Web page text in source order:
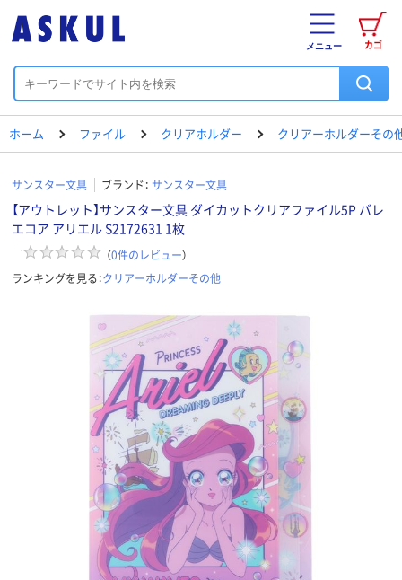
カゴ
メニュー
ホーム ファイル クリアホルダー クリアーホルダーその
サンスター文具 ブランド： サンスター文具
【アウトレット】サンスター文具 ダイカットクリアファイル5P バレ
エコア アリエル S2172631 1枚
（0件のレビュー）
ランキングを見る：クリアーホルダーその他